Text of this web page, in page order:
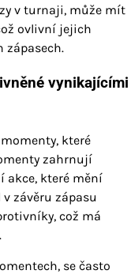
v turnaji, může mít
ovlivní jejich
vynikajícími
které
zahrnují
akce, které mění
závěru zápasu
což má
se často